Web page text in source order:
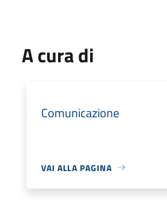
A cura di
Comunicazione
VAI ALLA PAGINA